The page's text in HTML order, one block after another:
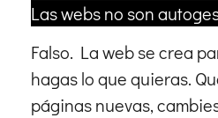
Las webs no son
Falso. La web se crea
hagas lo que quieras.
páginas nuevas,